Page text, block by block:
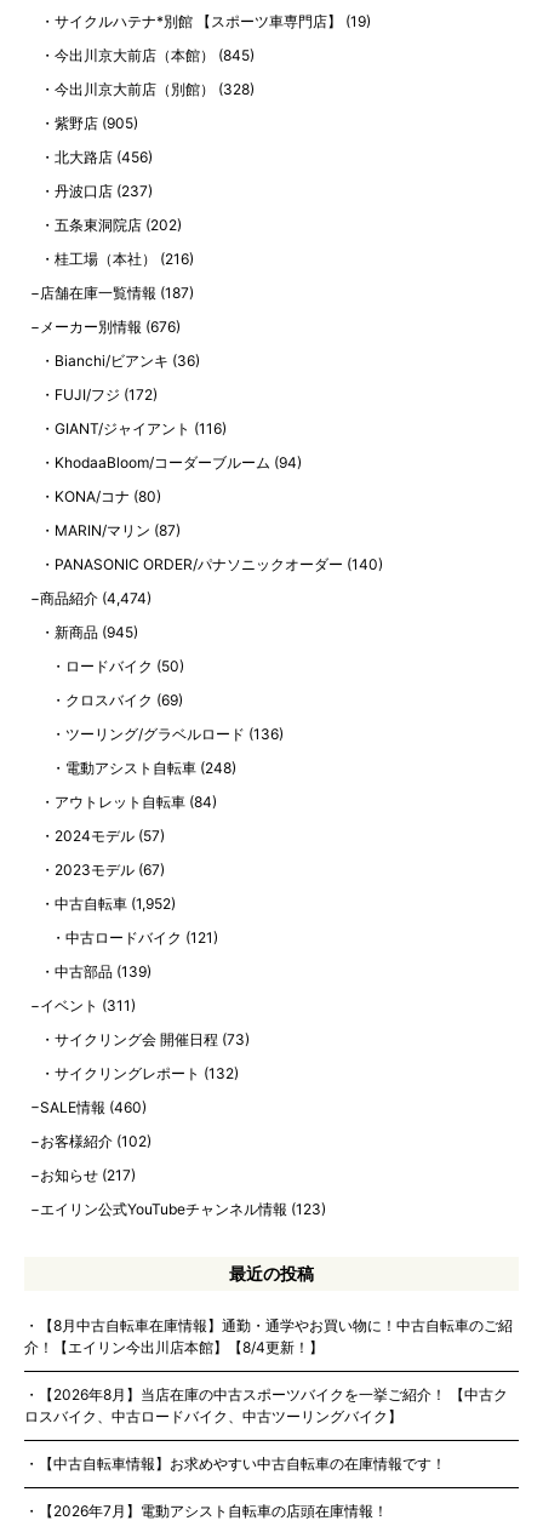
サイクルハテナ*別館 【スポーツ車専門店】
(19)
今出川京大前店（本館）
(845)
今出川京大前店（別館）
(328)
紫野店 (905)
北大路店 (456)
丹波口店 (237)
五条東洞院店 (202)
桂工場（本社）
(216)
店舗在庫一覧情報 (187)
メーカー別情報 (676)
Bianchi/ビアンキ (36)
FUJI/フジ (172)
GIANT/ジャイアント (116)
KhodaaBloom/コーダーブルーム (94)
KONA/コナ (80)
MARIN/マリン (87)
PANASONIC ORDER/パナソニックオーダー (140)
商品紹介 (4,474)
新商品 (945)
ロードバイク (50)
クロスバイク (69)
ツーリング/グラベルロード (136)
電動アシスト自転車(248)
アウトレット自転車 (84)
2024モデル (57)
2023モデル (67)
中古自転車 (1,952)
中古ロードバイク (121)
中古部品 (139)
イベント (311)
サイクリング会 開催日程 (73)
サイクリングレポート (132)
SALE情報 (460)
お客様紹介 (102)
お知らせ (217)
エイリン公式YouTubeチャンネル情報 (123)
最近の投稿
【8月中古自転車在庫情報】通勤・通学やお買い物に！中古自転車のご紹
介！【エイリン今出川店本館】【8/4更新！】
【2026年8月】当店在庫の中古スポーツバイクを一挙ご紹介！ 【中古ク
ロスバイク、中古ロードバイク、中古ツーリングバイク】
【中古自転車情報】お求めやすい中古自転車の在庫情報です！
【2026年7月】電動アシスト自転車の店頭在庫情報！